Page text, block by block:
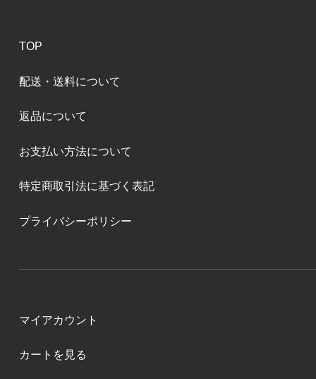
TOP
配送・送料について
返品について
お支払い方法について
特定商取引法に基づく表記
プライバシーポリシー
マイアカウント
カートを見る